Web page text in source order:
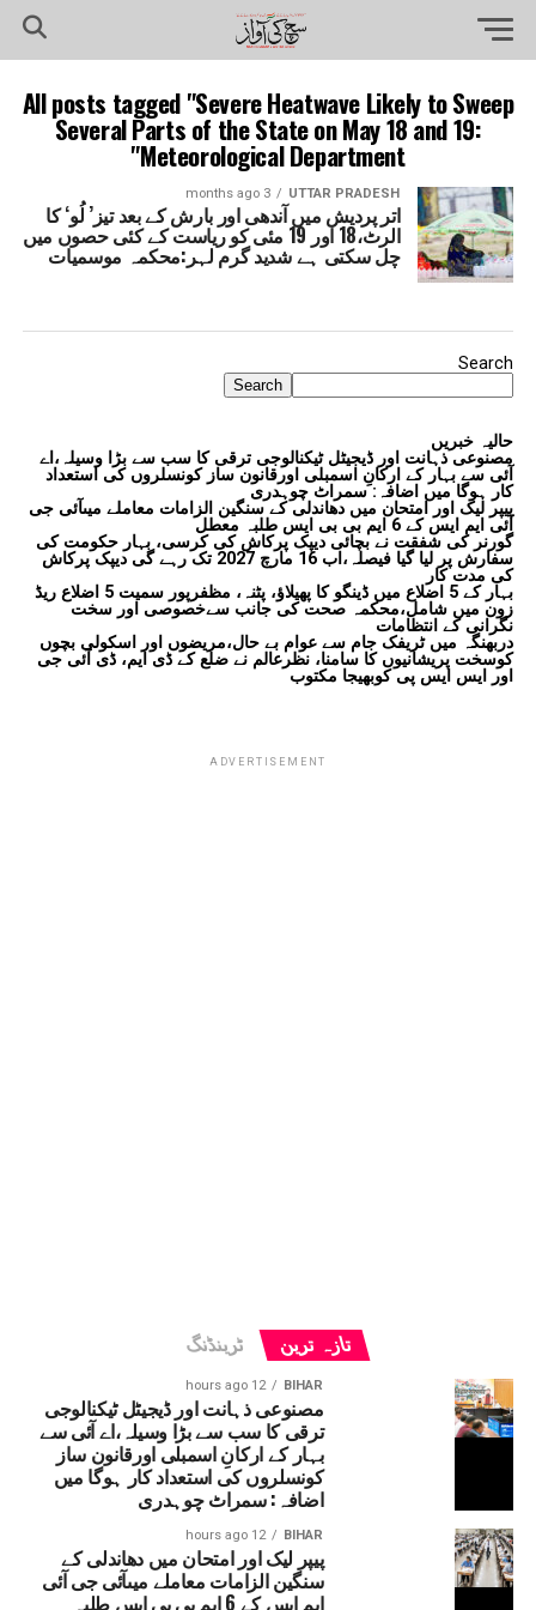
All posts tagged "Severe Heatwave Likely to Sweep
Several Parts of the State on May 18 and 19:
Meteorological Department"
UTTAR PRADESH
3 months ago
اتر پردیش میں آندھی اور بارش کے بعد تیز’ لُو‘ کا
الرٹ،18 اور 19 مئی کو ریاست کے کئی حصوں میں
چل سکتی ہے شدید گرم لہر:محکمہ موسمیات
Search
Search
حالیہ خبریں
مصنوعی ذہانت اور ڈیجیٹل ٹیکنالوجی ترقی کا سب سے بڑا وسیلہ،اے
آئی سے بہار کے ارکانِ اسمبلی اورقانون ساز کونسلروں کی استعداد
کار ہوگا میں اضافہ: سمراٹ چوہدری
پیپر لیک اور امتحان میں دھاندلی کے سنگین الزامات معاملے میںآئی جی
آئی ایم ایس کے 6 ایم بی بی ایس طلبہ معطل
گورنر کی شفقت نے بچائی دیپک پرکاش کی کرسی، بہار حکومت کی
سفارش پر لیا گیا فیصلہ،اب 16 مارچ 2027 تک رہے گی دیپک پرکاش
کی مدت کار
بہار کے 5 اضلاع میں ڈینگو کا پھیلاؤ، پٹنہ، مظفرپور سمیت 5 اضلاع ریڈ
زون میں شامل،محکمہ صحت کی جانب سےخصوصی اور سخت
نگرانی کے انتظامات
دربھنگہ میں ٹریفک جام سے عوام بے حال،مریضوں اور اسکولی بچوں
کوسخت پریشانیوں کا سامنا، نظرعالم نے ضلع کے ڈی ایم، ڈی آئی جی
اور ایس ایس پی کوبھیجا مکتوب
ADVERTISEMENT
تازہ ترین ٹرینڈنگ
BIHAR
12 hours ago
مصنوعی ذہانت اور ڈیجیٹل ٹیکنالوجی
ترقی کا سب سے بڑا وسیلہ،اے آئی سے
بہار کے ارکانِ اسمبلی اورقانون ساز
کونسلروں کی استعداد کار ہوگا میں
اضافہ: سمراٹ چوہدری
BIHAR
12 hours ago
پیپر لیک اور امتحان میں دھاندلی کے
سنگین الزامات معاملے میںآئی جی آئی
ایم ایس کے 6 ایم بی بی ایس طلبہ